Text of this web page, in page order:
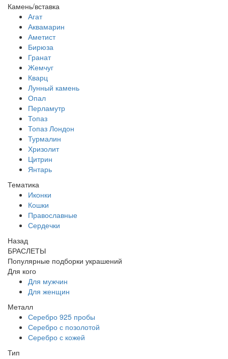
Камень/вставка
Агат
Аквамарин
Аметист
Бирюза
Гранат
Жемчуг
Кварц
Лунный камень
Опал
Перламутр
Топаз
Топаз Лондон
Турмалин
Хризолит
Цитрин
Янтарь
Тематика
Иконки
Кошки
Православные
Сердечки
Назад
БРАСЛЕТЫ
Популярные подборки украшений
Для кого
Для мужчин
Для женщин
Металл
Серебро 925 пробы
Серебро с позолотой
Серебро с кожей
Тип